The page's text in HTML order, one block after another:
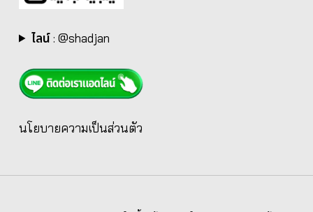
ไลน์: @shadjan
นโยบายความเป็นส่วนตัว